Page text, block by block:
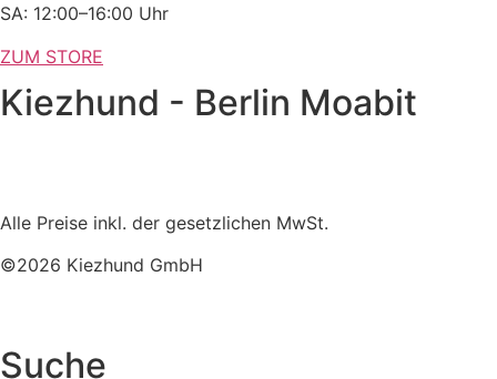
SA: 12:00–16:00 Uhr
ZUM STORE
Kiezhund - Berlin Moabit
Alle Preise inkl. der gesetzlichen MwSt.
©2026 Kiezhund GmbH
Suche